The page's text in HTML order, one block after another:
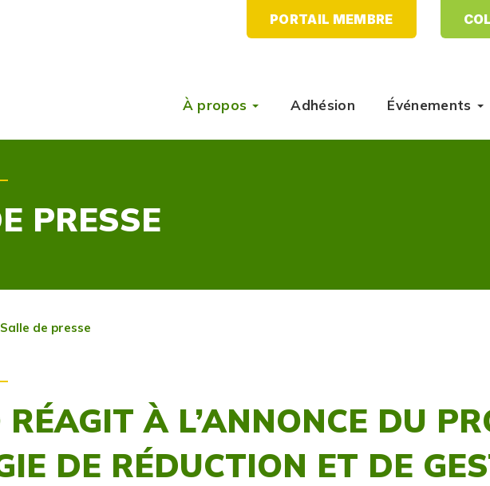
PORTAIL MEMBRE
À propos Adhésion Événements
PRESSE
Salle de presse
RÉAGIT À L’ANNONCE DU
DE RÉDUCTION ET DE